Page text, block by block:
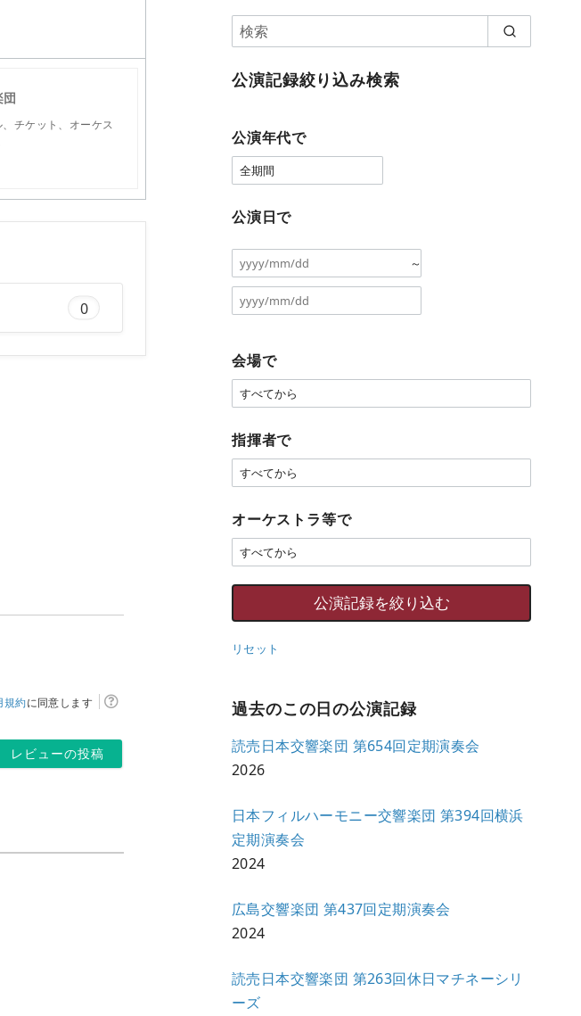
チケット、オーケス
0
規約に同意します
公演記録絞り込み検索
公演年代で
公演日で
～
会場で
指揮者で
オーケストラ等で
リセット
過去のこの日の公演記録
読売日本交響楽団 第654回定期演奏会
2026
日本フィルハーモニー交響楽団 第394回横浜
定期演奏会
2024
広島交響楽団 第437回定期演奏会
2024
読売日本交響楽団 第263回休日マチネーシリ
ーズ